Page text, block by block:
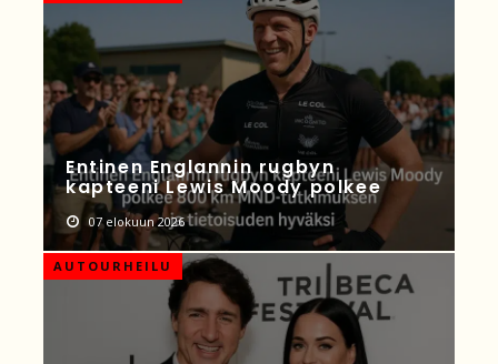
Entinen Englannin rugbyn
kapteeni Lewis Moody polkee
07 elokuun 2026
AUTOURHEILU